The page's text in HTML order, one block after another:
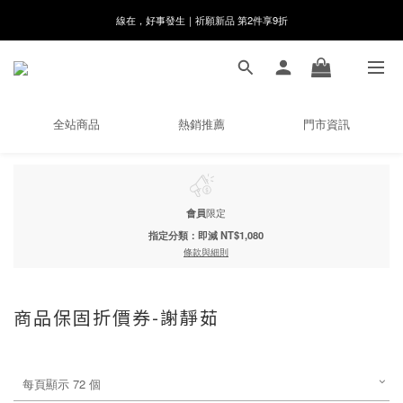
8月月初限定｜指定分類滿件88折！
🌸新會員限定🌸註冊送$100購物金
全站商品 熱銷推薦 門市資訊
會員限定
指定分類：即減 NT$1,080
條款與細則
商品保固折價券-謝靜茹
每頁顯示 72 個